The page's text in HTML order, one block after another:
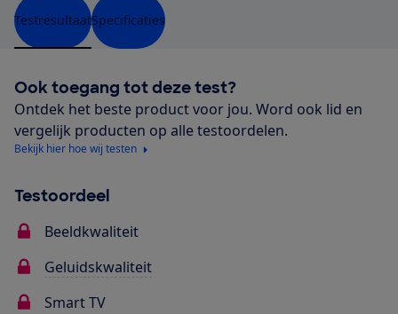
TestresultaatSpecificaties
Ook toegang tot deze test?
Ontdek het beste product voor jou. Word ook lid en
vergelijk producten op alle testoordelen.
Bekijk hier hoe wij testen
Testoordeel
Beeldkwaliteit
Geluidskwaliteit
Smart TV